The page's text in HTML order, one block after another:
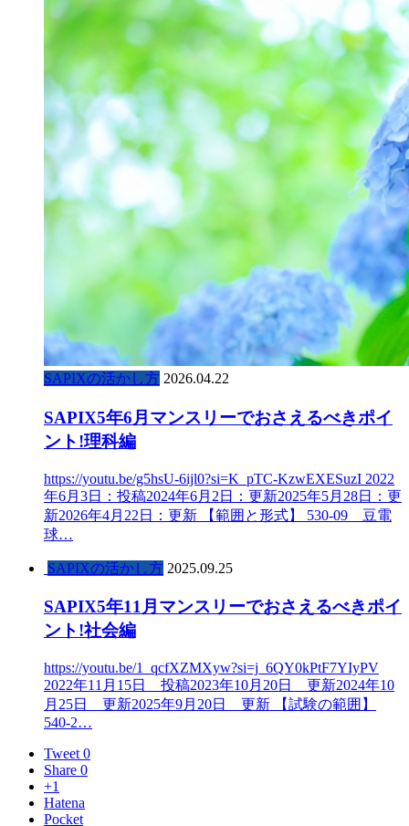
SAPIXの活かし方 2026.04.22
SAPIX5年6月マンスリーでおさえるべきポイ
ント!理科編
https://youtu.be/g5hsU-6ijl0?si=K_pTC-KzwEXESuzI 2022
年6月3日：投稿2024年6月2日：更新2025年5月28日：更
新2026年4月22日：更新 【範囲と形式】 530-09 豆電
球…
SAPIXの活かし方 2025.09.25
SAPIX5年11月マンスリーでおさえるべきポイ
ント!社会編
https://youtu.be/1_qcfXZMXyw?si=j_6QY0kPtF7YIyPV
2022年11月15日 投稿2023年10月20日 更新2024年10
月25日 更新2025年9月20日 更新 【試験の範囲】
540-2…
Tweet 0
Share 0
+1
Hatena
Pocket